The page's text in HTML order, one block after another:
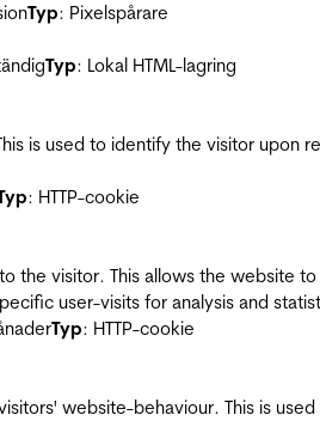
Typ: Pixelspårare
Typ: Lokal HTML-lagring
is used to identify the visitor upon
: HTTP-cookie
the visitor. This allows the website to
user-visits for analysis and
Typ: HTTP-cookie
website-behaviour. This is